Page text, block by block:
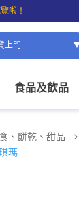
啦！
即可免費店取。
上門
食品及飲品
、餅乾、甜品
瑪